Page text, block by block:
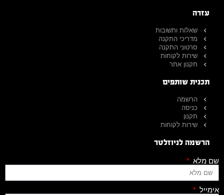
עזרה
שאלות ותשובות
מדריכי התקנה
סרטוני התקנה
שירות לקוחות
תקנון אתר
תכנית שותפים
הרשמה
כניסה
תקנון
שירות לקוחות
הרשמה לניוזלטר
שם מלא
אימייל